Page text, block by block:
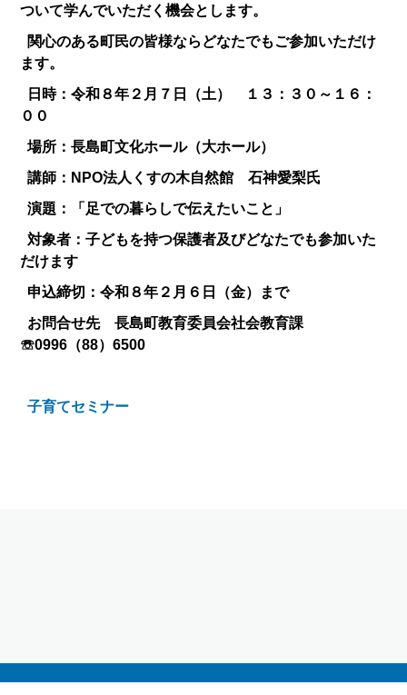
ついて学んでいただく機会とします。
関心のある町民の皆様ならどなたでもご参加いただけ
ます。
日時：令和８年２月７日（土） １３：３０～１６：
００
場所：長島町文化ホール（大ホール）
講師：NPO法人くすの木自然館 石神愛梨氏
演題：「足での暮らしで伝えたいこと」
対象者：子どもを持つ保護者及びどなたでも参加いた
だけます
申込締切：令和８年２月６日（金）まで
お問合せ先 長島町教育委員会社会教育課
☏0996（88）6500
子育てセミナー